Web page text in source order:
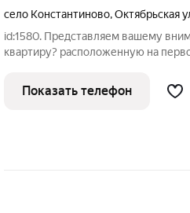
село Константиново,Октябрьская
id:1580. Представляем вашему
квартиру? расположенную на
метров, из которых 28,6 кв. м. -
7,2 кв. м. станет
Показать телефон